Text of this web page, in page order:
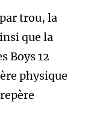
trou, la
que la
Boys 12
physique